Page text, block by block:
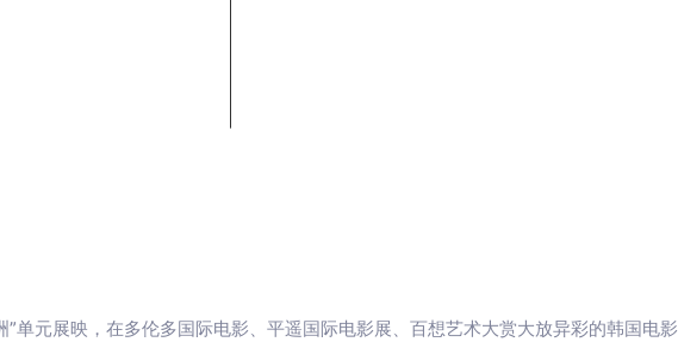
”单元展映，在多伦多国际电影、平遥国际电影展、百想艺术大赏大放异彩的韩国电影